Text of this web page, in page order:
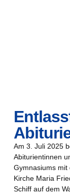
Am 3. Juli 2025
Abiturientinnen
Gymnasiums
Kirche Maria
Schiff auf dem